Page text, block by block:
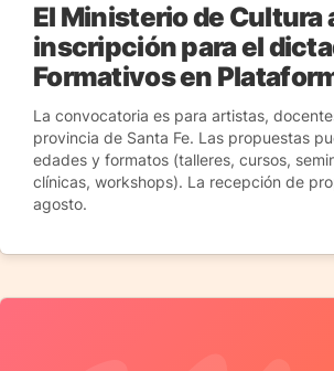
El Ministerio de Cultura
inscripción para el
Formativos en
La convocatoria es para artistas,
provincia de Santa Fe. Las propuestas
edades y formatos (talleres, cursos,
clínicas, workshops). La recepción de
agosto.